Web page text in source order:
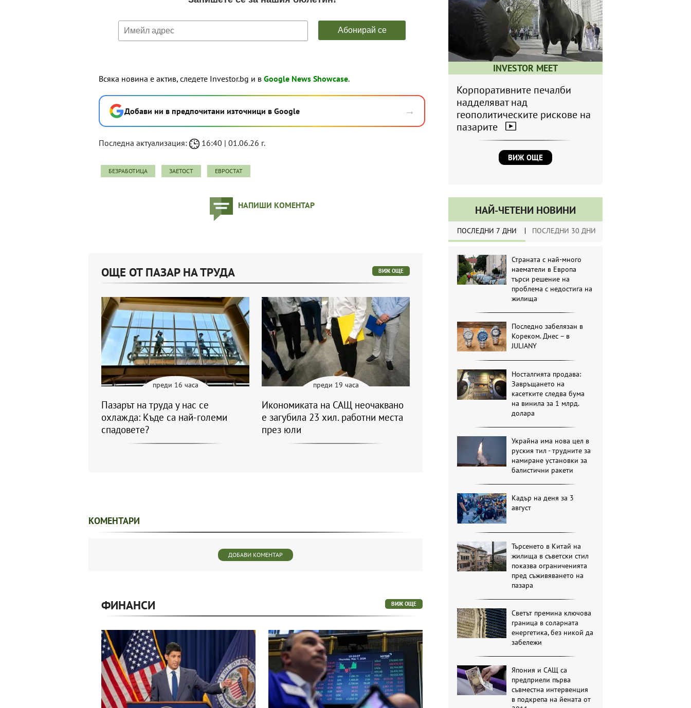
Всяка новина е актив, следете Investor.bg и в Google News Showcase.
Добави ни в предпочитани източници в Google →
Последна актуализация: 16:40 | 01.06.26 г.
БЕЗРАБОТИЦА ЗАЕТОСТ ЕВРОСТАТ
НАПИШИ КОМЕНТАР
INVESTOR MEET
Корпоративните печалби
надделяват над
геополитическите рискове на
пазарите
ВИЖ ОЩЕ
НАЙ-ЧЕТЕНИ НОВИНИ
ПОСЛЕДНИ 7 ДНИ ПОСЛЕДНИ 30 ДНИ
Страната с най-много
наематели в Европа
търси решение на
проблема с недостига на
жилища
Последно забелязан в
Кореком. Днес – в
JULIANY
Носталгията продава:
Завръщането на
касетките следва бума
на винила за 1 млрд.
долара
Украйна има нова цел в
руския тил - трудните за
намиране установки за
балистични ракети
Кадър на деня за 3
август
Търсенето в Китай на
жилища в съветски стил
показва ограниченията
пред съживяването на
пазара
Светът премина ключова
граница в соларната
енергетика, без никой да
забележи
Япония и САЩ са
предприели първа
съвместна интервенция
в подкрепа на йената от
ОЩЕ ОТ ПАЗАР НА ТРУДА ВИЖ ОЩЕ
преди 16 часа
Пазарът на труда у нас се
охлажда: Къде са най-големи
спадовете?
преди 19 часа
Икономиката на САЩ неочаквано
е загубила 23 хил. работни места
през юли
КОМЕНТАРИ
ДОБАВИ КОМЕНТАР
ФИНАНСИ ВИЖ ОЩЕ